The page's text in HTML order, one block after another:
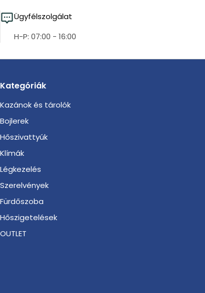
Ügyfélszolgálat
H-P: 07:00 - 16:00
Kategóriák
Kazánok és tárolók
Bojlerek
Hőszivattyúk
Klímák
Légkezelés
Szerelvények
Fürdőszoba
Hőszigetelések
OUTLET